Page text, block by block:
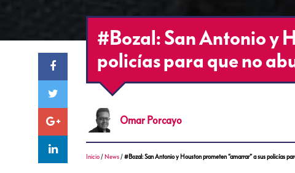
#Bozal: San Antonio y
policías para que no
Omar Porcayo
Inicio / News /#Bozal: San Antonio y Houston prometen “amarrar” a sus policías